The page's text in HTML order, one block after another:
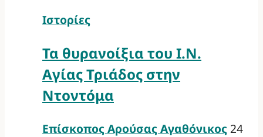
Ιστορίες
Τα θυρανοίξια του Ι.Ν.
Αγίας Τριάδος στην
Ντοντόμα
Επίσκοπος Αρούσας Αγαθόνικος 24